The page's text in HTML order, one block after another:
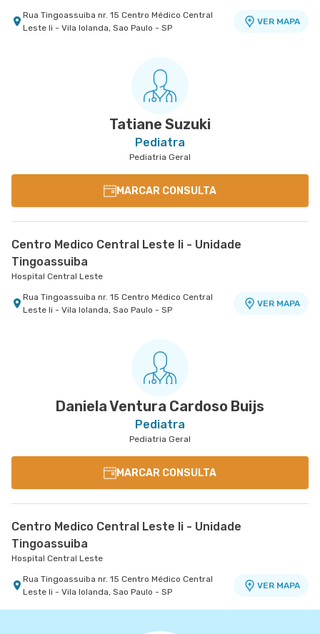
Rua Tingoassuiba nr. 15 Centro Médico Central
Leste Ii - Vila Iolanda, Sao Paulo - SP
VER MAPA
Tatiane Suzuki
Pediatra
Pediatria Geral
MARCAR CONSULTA
Centro Medico Central Leste Ii - Unidade
Tingoassuiba
Hospital Central Leste
Rua Tingoassuiba nr. 15 Centro Médico Central
Leste Ii - Vila Iolanda, Sao Paulo - SP
VER MAPA
Daniela Ventura Cardoso Buijs
Pediatra
Pediatria Geral
MARCAR CONSULTA
Centro Medico Central Leste Ii - Unidade
Tingoassuiba
Hospital Central Leste
Rua Tingoassuiba nr. 15 Centro Médico Central
Leste Ii - Vila Iolanda, Sao Paulo - SP
VER MAPA